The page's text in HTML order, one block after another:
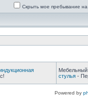
Скрыть мое пребывание
стулья -
Powered by